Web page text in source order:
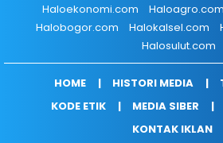
Haloekonomi.com
Haloagro.com
Halobogor.com
Halokalsel.com
Halosulut.com
HOME HISTORI MEDIA
KODE ETIK
MEDIA SIBER
KONTAK IKLAN